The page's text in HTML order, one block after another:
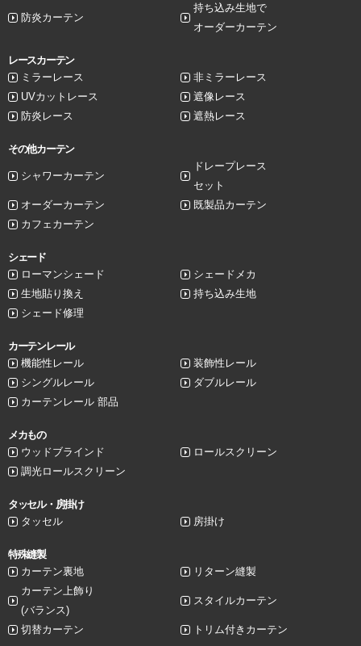
防炎カーテン
持ち込み生地で
オーダーカーテン
レースカーテン
ミラーレース
非ミラーレース
UVカットレース
遮像レース
防炎レース
遮熱レース
その他カーテン
シャワーカーテン
ドレープレース
セット
オーダーカーテン
既製品カーテン
カフェカーテン
シェード
ローマンシェード
シェードメカ
生地貼り換え
持ち込み生地
シェード修理
カーテンレール
機能性レール
装飾性レール
シングルレール
ダブルレール
カーテンレール 部品
メカもの
ウッドブラインド
ロールスクリーン
調光ロールスクリーン
タッセル・房掛け
タッセル
房掛け
特殊縫製
カーテン裏地
リターン縫製
カーテン上飾り
(バランス)
スタイルカーテン
切替カーテン トリム付きカーテン